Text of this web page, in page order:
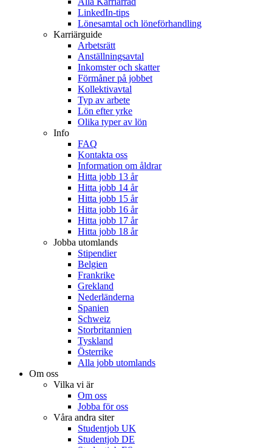
LinkedIn-tips
Lönesamtal och löneförhandling
Karriärguide
Arbetsrätt
Anställningsavtal
Inkomster och skatter
Förmåner på jobbet
Kollektivavtal
Typ av arbete
Lön efter yrke
Olika typer av lön
Info
FAQ
Kontakta oss
Information om åldrar
Hitta jobb 13 år
Hitta jobb 14 år
Hitta jobb 15 år
Hitta jobb 16 år
Hitta jobb 17 år
Hitta jobb 18 år
Jobba utomlands
Stipendier
Belgien
Frankrike
Grekland
Nederländerna
Spanien
Schweiz
Storbritannien
Tyskland
Österrike
Alla jobb utomlands
Om oss
Vilka vi är
Om oss
Jobba för oss
Våra andra siter
Studentjob UK
Studentjob DE